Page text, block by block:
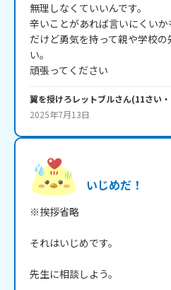
無理しなくていいんです。
辛いことがあれば言いにくいか
だけど勇気を持って親や学校
い。
頑張ってください
翼を授けろレットブルさん(11さい・
2025年7月13日
いじめだ！
※挨拶省略
それはいじめです。
先生に相談しよう。